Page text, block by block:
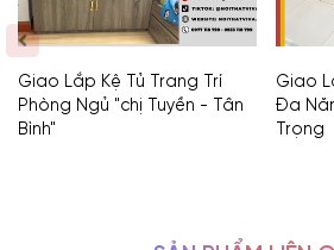
Giao Lắp Kệ Tủ Trang Trí
Phòng Ngủ "chị Tuyền - Tân
Bình"
Giao
Đa
Trọng